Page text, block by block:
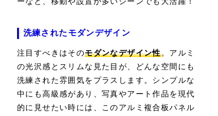
洗練されたモダンデザイン
注目すべきはそのモダンなデザイン性。アルミ
の光沢感とスリムな見た目が、どんな空間にも
洗練された雰囲気をプラスします。シンプルな
中にも高級感があり、写真やアート作品を現代
的に見せたい時には、このアルミ複合板パネル